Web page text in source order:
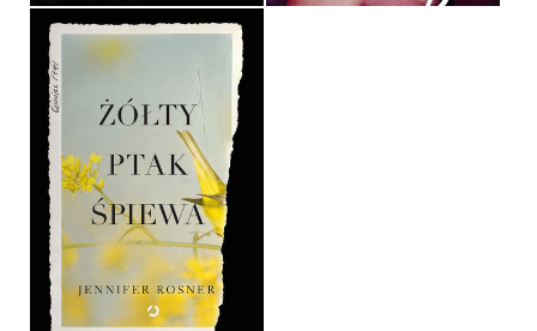
ŻÓŁTY PTAK ŚPIEWA
JENNIFER ROSSNER
OPRAWA MIĘKKA ZE SKRZYDEŁKAMI